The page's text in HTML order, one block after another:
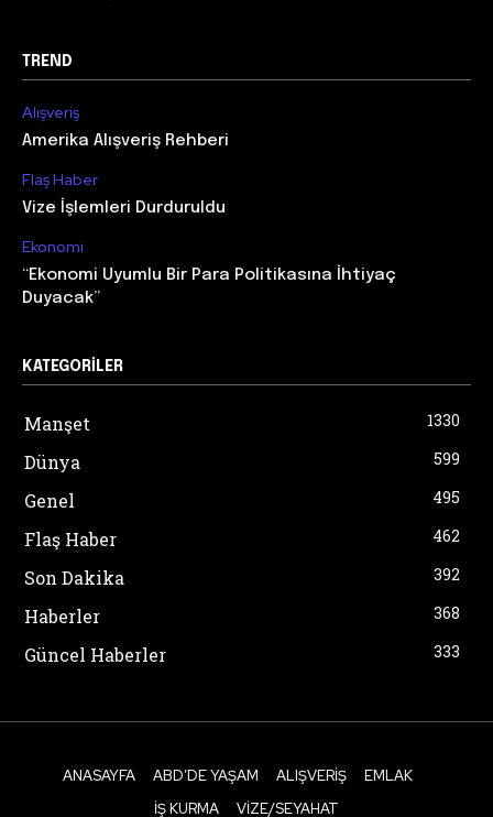
TREND
Alışveriş
Amerika Alışveriş Rehberi
Flaş Haber
Vize İşlemleri Durduruldu
Ekonomi
“Ekonomi Uyumlu Bir Para Politikasına İhtiyaç
Duyacak”
KATEGORILER
Manşet 1330
Dünya 599
Genel 495
Flaş Haber 462
Son Dakika 392
Haberler 368
Güncel Haberler 333
ANASAYFA ABD’DE YAŞAM ALIŞVERIŞ
EMLAK
İŞ KURMA
VIZE/SEYAHAT